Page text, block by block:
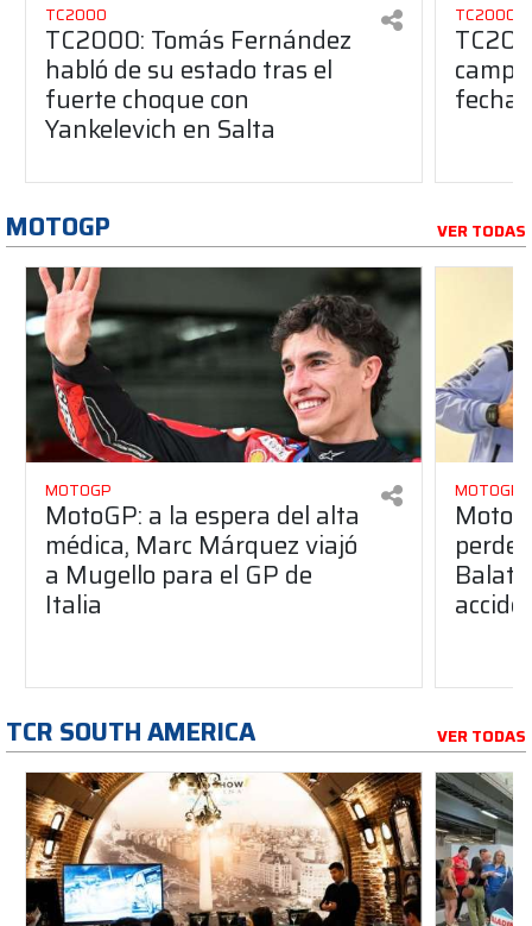
TC2000
TC2000: Tomás Fernández
habló de su estado tras el
fuerte choque con
Yankelevich en Salta
TC2000
fecha
MOTOGP VER TODAS
MOTOGP
MotoGP: a la espera del alta
médica, Marc Márquez viajó
a Mugello para el GP de
Italia
MOTOGP
TCR SOUTH AMERICA VER TODAS